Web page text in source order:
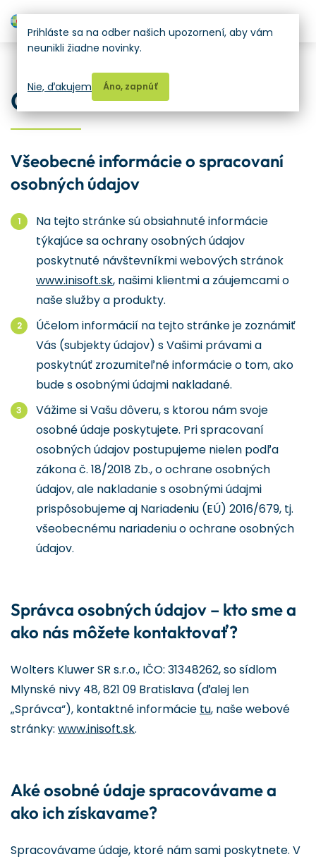
GDPR
Všeobecné informácie o spracovaní
osobných údajov
Na tejto stránke sú obsiahnuté informácie
týkajúce sa ochrany osobných údajov
poskytnuté návštevníkmi webových stránok
www.inisoft.sk, našimi klientmi a záujemcami o
naše služby a produkty.
Účelom informácií na tejto stránke je zoznámiť
Vás (subjekty údajov) s Vašimi právami a
poskytnúť zrozumiteľné informácie o tom, ako
bude s osobnými údajmi nakladané.
Vážime si Vašu dôveru, s ktorou nám svoje
osobné údaje poskytujete. Pri spracovaní
osobných údajov postupujeme nielen podľa
zákona č. 18/2018 Zb., o ochrane osobných
údajov, ale nakladanie s osobnými údajmi
prispôsobujeme aj Nariadeniu (EÚ) 2016/679, tj.
všeobecnému nariadeniu o ochrane osobných
údajov.
Správca osobných údajov – kto sme a
ako nás môžete kontaktovať?
Wolters Kluwer SR s.r.o., IČO: 31348262, so sídlom
Mlynské nivy 48, 821 09 Bratislava (ďalej len
„Správca“), kontaktné informácie tu, naše webové
stránky: www.inisoft.sk.
Aké osobné údaje spracovávame a
ako ich získavame?
Spracovávame údaje, ktoré nám sami poskytnete. V
Prihláste sa na odber našich upozornení, aby vám
neunikli žiadne novinky.
Áno, zapnúť
Nie, ďakujem